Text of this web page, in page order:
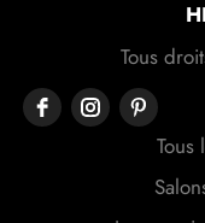
Tous
Tous
Les